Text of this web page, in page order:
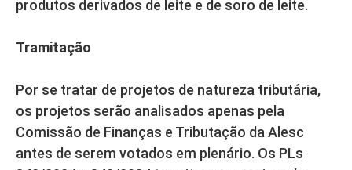
produtos derivados de leite e de soro de leite.
Tramitação
Por se tratar de projetos de natureza tributária,
os projetos serão analisados apenas pela
Comissão de Finanças e Tributação da Alesc
antes de serem votados em plenário. Os PLs